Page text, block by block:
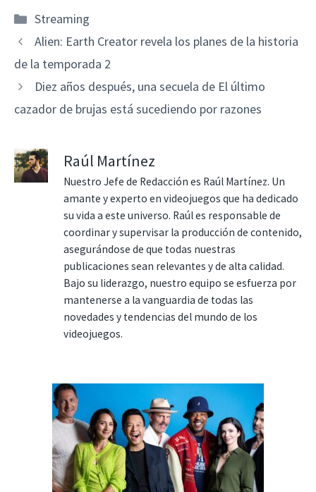
Categorías
Streaming
Alien: Earth Creator revela los planes de la historia
de la temporada 2
Diez años después, una secuela de El último
cazador de brujas está sucediendo por razones
Raúl Martínez
Nuestro Jefe de Redacción es Raúl Martínez. Un
amante y experto en videojuegos que ha dedicado
su vida a este universo. Raúl es responsable de
coordinar y supervisar la producción de contenido,
asegurándose de que todas nuestras
publicaciones sean relevantes y de alta calidad.
Bajo su liderazgo, nuestro equipo se esfuerza por
mantenerse a la vanguardia de todas las
novedades y tendencias del mundo de los
videojuegos.